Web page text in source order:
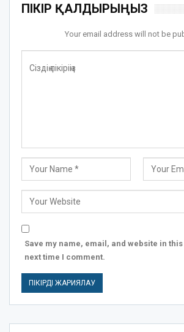
ПІКІР ҚАЛДЫРЫҢЫЗ
Your email address will not be
Save my name, email, and website in
next time I comment.